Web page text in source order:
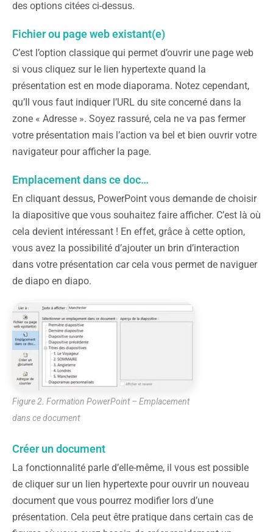
des options citées ci-dessus.
Fichier ou page web existant(e)
C’est l’option classique qui permet d’ouvrir une page web
si vous cliquez sur le lien hypertexte quand la
présentation est en mode diaporama. Notez cependant,
qu’Il vous faut indiquer l’URL du site concerné dans la
zone « Adresse ». Soyez rassuré, cela ne va pas fermer
votre présentation mais l’action va bel et bien ouvrir votre
navigateur pour afficher la page.
Emplacement dans ce doc…
En cliquant dessus, PowerPoint vous demande de choisir
la diapositive que vous souhaitez faire afficher. C’est là où
cela devient intéressant ! En effet, grâce à cette option,
vous avez la possibilité d’ajouter un brin d’interaction
dans votre présentation car cela vous permet de naviguer
de diapo en diapo.
Figure 2. Formation PowerPoint – Emplacement
dans ce document
Créer un document
La fonctionnalité parle d’elle-même, il vous est possible
de cliquer sur un lien hypertexte pour ouvrir un nouveau
document que vous pourrez modifier lors d’une
présentation. Cela peut être pratique dans certain cas de